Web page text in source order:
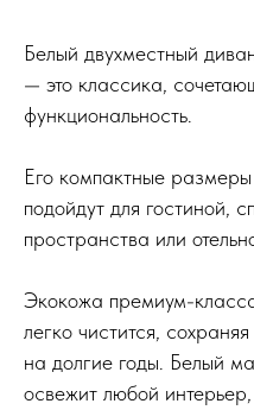
Белый двухместный
— это классика,
функциональность.
Его компактные
подойдут для гостиной,
пространства или
Экокожа премиум-
легко чистится,
на долгие годы. Белый
освежит любой